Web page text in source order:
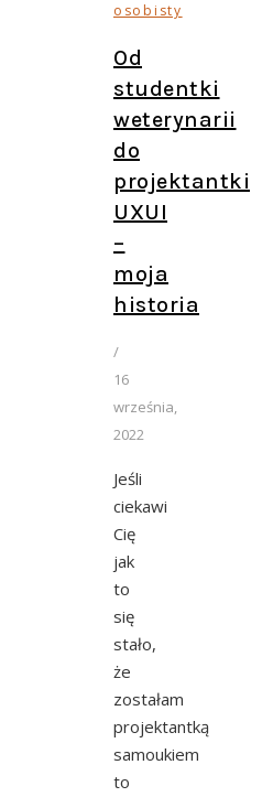
osobisty
Od
studentki
weterynarii
do
projektantki
UXUI
–
moja
historia
/
16
września,
2022
Jeśli
ciekawi
Cię
jak
to
się
stało,
że
zostałam
projektantką
samoukiem
to